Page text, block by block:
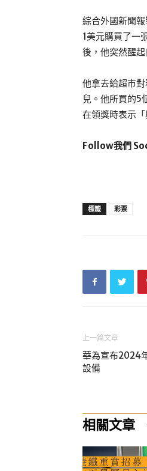
綜合外國新聞
1美元購買了一
後，他突然醒
他拿去給超市
兒。他所買的5
在領獎時表示
Follow我們
標籤 彩票
上一篇文章
華為宣布2024
設備
相關文章